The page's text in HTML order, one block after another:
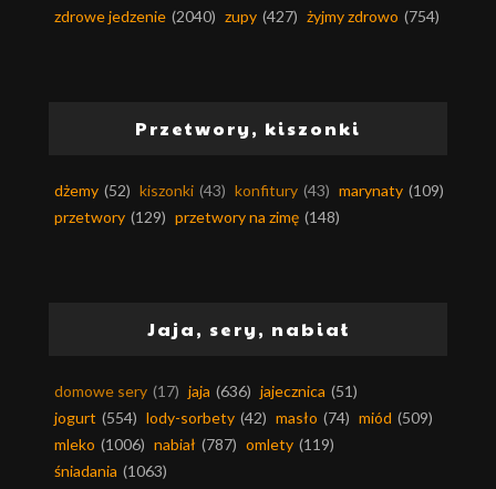
zdrowe jedzenie (2040) zupy (427) żyjmy zdrowo (754)
Przetwory, kiszonki
dżemy (52) kiszonki (43) konfitury (43) marynaty (109)
przetwory (129) przetwory na zimę (148)
Jaja, sery, nabiał
domowe sery (17) jaja (636) jajecznica (51)
jogurt (554) lody-sorbety (42) masło (74) miód (509)
mleko (1006) nabiał (787) omlety (119)
śniadania (1063)